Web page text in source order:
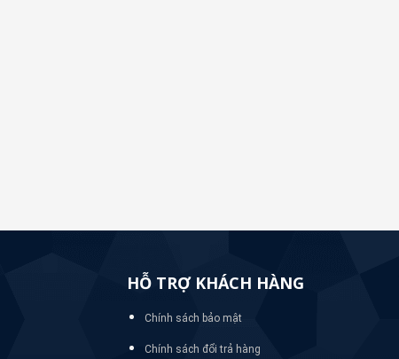
HỖ TRỢ KHÁCH HÀNG
Chính sách bảo mật
Chính sách đổi trả hàng